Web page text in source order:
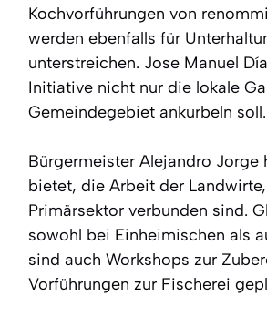
Kochvorführungen von
werden ebenfalls für
unterstreichen. Jose Manuel
Initiative nicht nur die lokale
Gemeindegebiet ankurbeln soll.
Bürgermeister Alejandro Jorge
bietet, die Arbeit der
Primärsektor verbunden sind.
sowohl bei Einheimischen als
sind auch Workshops zur
Vorführungen zur Fischerei